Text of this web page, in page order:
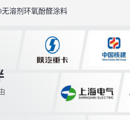
无溶剂环氧酚醛涂料